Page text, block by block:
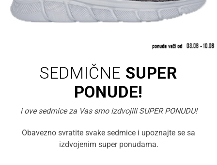
SEDMIČNE SUPER
PONUDE!
i ove sedmice za Vas smo izdvojili SUPER PONUDU!
Obavezno svratite svake sedmice i upoznajte se sa
izdvojenim super ponudama.